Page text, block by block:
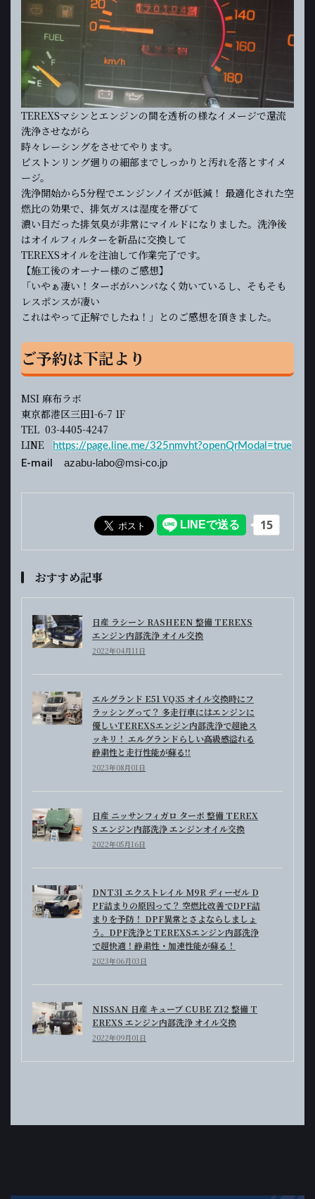
TEREXSマシンとエンジンの間を透析の様なイメージで還流
洗浄させながら
時々レーシングをさせてやります。
ピストンリング廻りの細部までしっかりと汚れを落とすイメ
ージ。
洗浄開始から5分程でエンジンノイズが低減！ 最適化された空
燃比の効果で、排気ガスは湿度を帯びて
濃い目だった排気臭が非常にマイルドになりました。洗浄後
はオイルフィルターを新品に交換して
TEREXSオイルを注油して作業完了です。
【施工後のオーナー様のご感想】
「いやぁ凄い！ターボがハンパなく効いているし、そもそも
レスポンスが凄い
これはやって正解でしたね！」とのご感想を頂きました。
ご予約は下記より
MSI 麻布ラボ
東京都港区三田1-6-7 1F
TEL 03-4405-4247
LINE
https://page.line.me/325nmvht?openQrModal=true
E-mail azabu-labo@msi-co.jp
おすすめ記事
日産 ラシーン RASHEEN 整備 TEREXS
エンジン内部洗浄 オイル交換
2022年04月11日
エルグランド E51 VQ35 オイル交換時にフ
ラッシングって？ 多走行車にはエンジンに
優しいTEREXSエンジン内部洗浄で超絶ス
ッキリ！ エルグランドらしい高級感溢れる
静粛性と走行性能が蘇る!!
2023年08月01日
日産 ニッサンフィガロ ターボ 整備 TEREX
S エンジン内部洗浄 エンジンオイル交換
2022年05月16日
DNT31 エクストレイル M9R ディーゼル D
PF詰まりの原因って？ 空燃比改善でDPF詰
まりを予防！ DPF異常とさよならしましょ
う。DPF洗浄とTEREXSエンジン内部洗浄
で超快適！静粛性・加速性能が蘇る！
2023年06月03日
NISSAN 日産 キューブ CUBE Z12 整備 T
EREXS エンジン内部洗浄 オイル交換
2022年09月01日